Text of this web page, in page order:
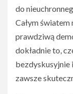
do
Całym
prawdziwą
dokładnie to,
bezdyskusyjnie
zawsze